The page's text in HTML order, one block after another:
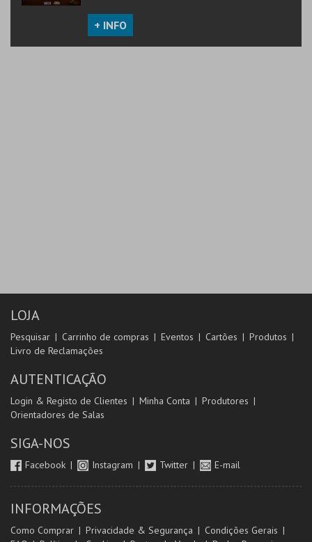
+ INFO
LOJA
Pesquisar Carrinho de compras Eventos Cartões
Produtos
Livro de Reclamações
AUTENTICAÇÃO
Login & Registo de Clientes Minha Conta
Produtores
Orientadores de Salas
SIGA-NOS
Facebook Instagram Twitter E-mail
INFORMAÇÕES
Como Comprar Privacidade & Segurança
Condições Gerais